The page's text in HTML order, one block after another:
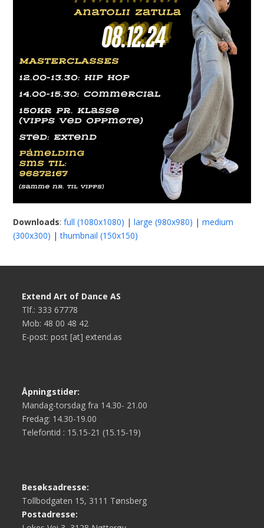
Downloads:full (1080x1080) |large (980x980) |medium
(300x300) |thumbnail (150x150)
Extend Art of Dance AS
Tlf.: 333 67778
Mob: 48 00 48 42
E-post: post [at] extend.as
Åpningstider:
Mandag-torsdag fra 14.30- 21.00
Fredag: 14.30-19.00
Telefontid : 15.15-21 (15.15-19)
Besøksadresse:
Tollbodgaten 15, 3111 Tønsberg
Postadresse: